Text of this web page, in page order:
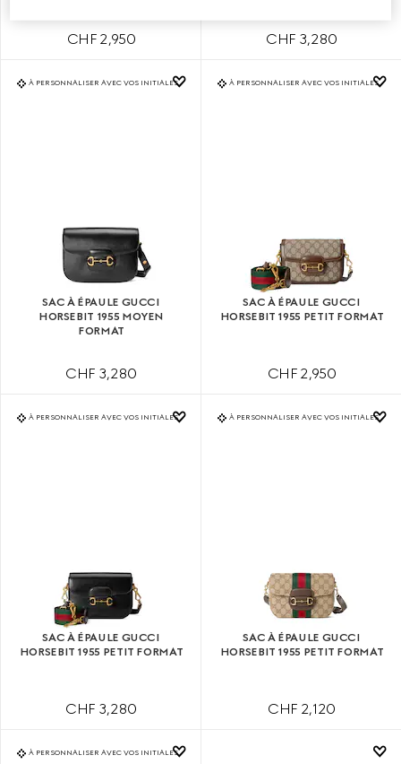
CHF 2,950 CHF 3,280
À PERSONNALISER AVEC VOS INITIALES
SAC À ÉPAULE GUCCI
HORSEBIT 1955 MOYEN
FORMAT
CHF 3,280
À PERSONNALISER AVEC VOS INITIALES
SAC À ÉPAULE GUCCI
HORSEBIT 1955 PETIT FORMAT
CHF 2,950
À PERSONNALISER AVEC VOS INITIALES
SAC À ÉPAULE GUCCI
HORSEBIT 1955 PETIT FORMAT
CHF 3,280
À PERSONNALISER AVEC VOS INITIALES
SAC À ÉPAULE GUCCI
HORSEBIT 1955 PETIT FORMAT
CHF 2,120
À PERSONNALISER AVEC VOS INITIALES